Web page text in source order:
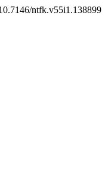
ntfk.v55i1.138899